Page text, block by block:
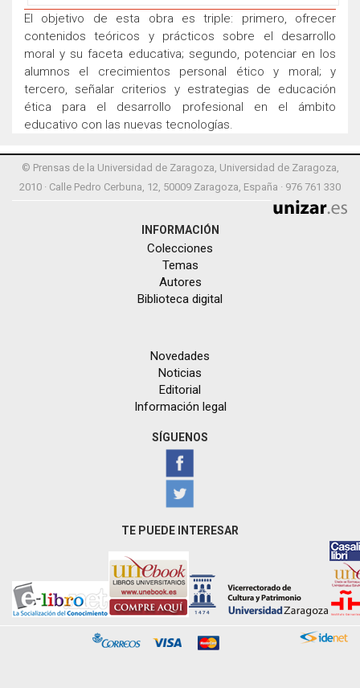
El objetivo de esta obra es triple: primero, ofrecer
contenidos teóricos y prácticos sobre el desarrollo
moral y su faceta educativa; segundo, potenciar en los
alumnos el crecimientos personal ético y moral; y
tercero, señalar criterios y estrategias de educación
ética para el desarrollo profesional en el ámbito
educativo con las nuevas tecnologías.
© Prensas de la Universidad de Zaragoza, Universidad de Zaragoza,
2010 · Calle Pedro Cerbuna, 12, 50009 Zaragoza, España · 976 761 330
INFORMACIÓN
Colecciones
Temas
Autores
Biblioteca digital
Novedades
Noticias
Editorial
Información legal
SÍGUENOS
TE PUEDE INTERESAR